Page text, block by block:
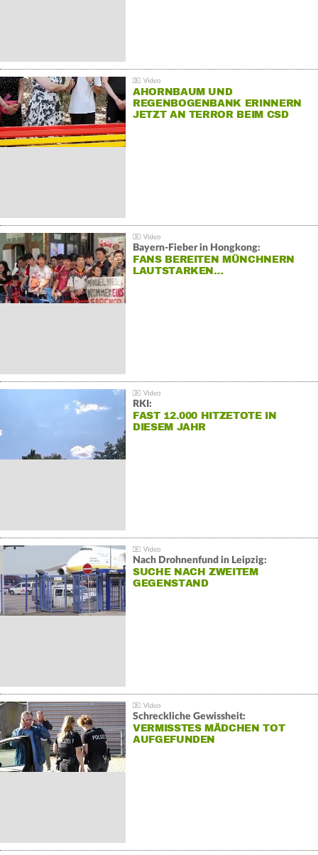
AHORNBAUM UND
REGENBOGENBANK ERINNERN
JETZT AN TERROR BEIM CSD
Bayern-Fieber in Hongkong:
FANS BEREITEN MÜNCHNERN
LAUTSTARKEN…
RKI:
FAST 12.000 HITZETOTE IN
DIESEM JAHR
Nach Drohnenfund in Leipzig:
SUCHE NACH ZWEITEM
GEGENSTAND
Schreckliche Gewissheit:
VERMISSTES MÄDCHEN TOT
AUFGEFUNDEN